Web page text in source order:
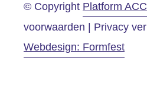
© Copyright Platform
voorwaarden | Privacy
Webdesign: Formfest